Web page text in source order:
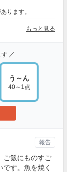
ります。
もっと見る
／
う～ん
40～1点
ご飯にものすご
す。魚を焼く
報告